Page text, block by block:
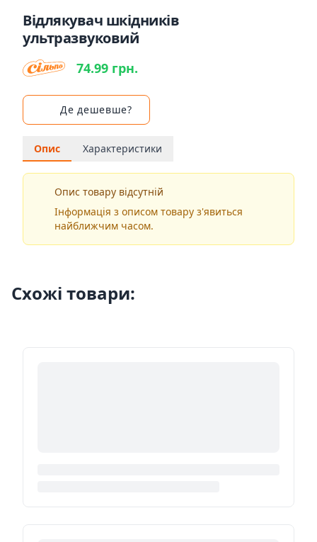
Відлякувач шкідників
ультразвуковий
74.99 грн.
Де дешевше?
Опис Характеристики
Опис товару відсутній
Інформація з описом товару з'явиться
найближчим часом.
Схожі товари: